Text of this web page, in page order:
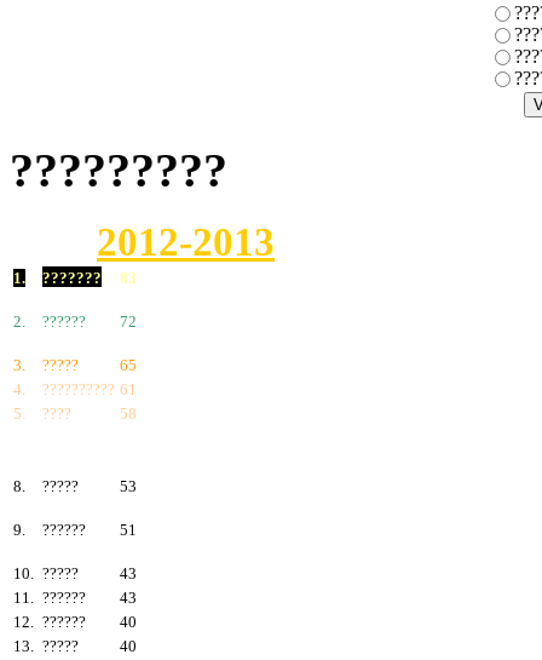
?????????
2012-2013
1. ??????? 83
2. ?????? 72
3. ?????
65
4.
?????????? 61
5.
????
58
8.
????? 53
9. ?????? 51
10. ?????
43
11. ??????
43
12. ??????
40
13. ?????
40